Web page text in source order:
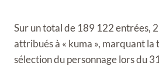
Sur un total de 189 122 entrées,
attribués à « kuma », marquant
sélection du personnage lors du